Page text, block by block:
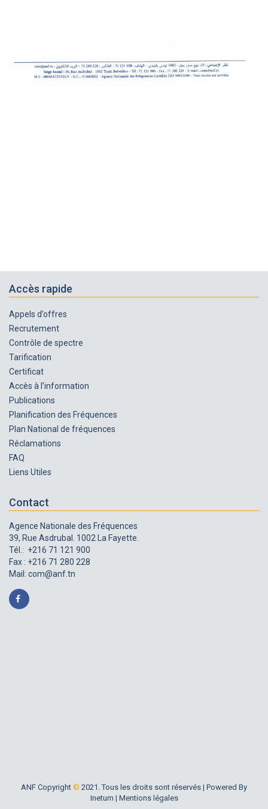
Accès rapide
Appels d’offres
Recrutement
Contrôle de spectre
Tarification
Certificat
Accès à l’information
Publications
Planification des Fréquences
Plan National de fréquences
Réclamations
FAQ
Liens Utiles
Contact
Agence Nationale des Fréquences
39, Rue Asdrubal. 1002 La Fayette.
Tél.: +216 71 121 900
Fax : +216 71 280 228
Mail: com@anf.tn
ANF Copyright © 2021. Tous les droits sont réservés | Powered By
Inetum | Mentions légales